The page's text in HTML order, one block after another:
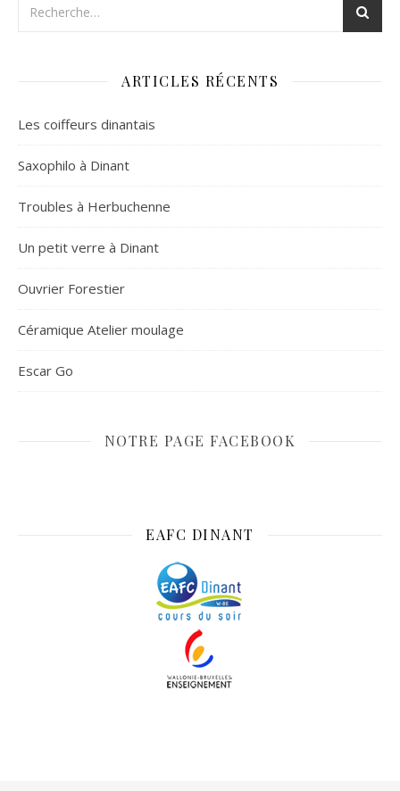
ARTICLES RÉCENTS
Les coiffeurs dinantais
Saxophilo à Dinant
Troubles à Herbuchenne
Un petit verre à Dinant
Ouvrier Forestier
Céramique Atelier moulage
Escar Go
NOTRE PAGE FACEBOOK
EAFC DINANT